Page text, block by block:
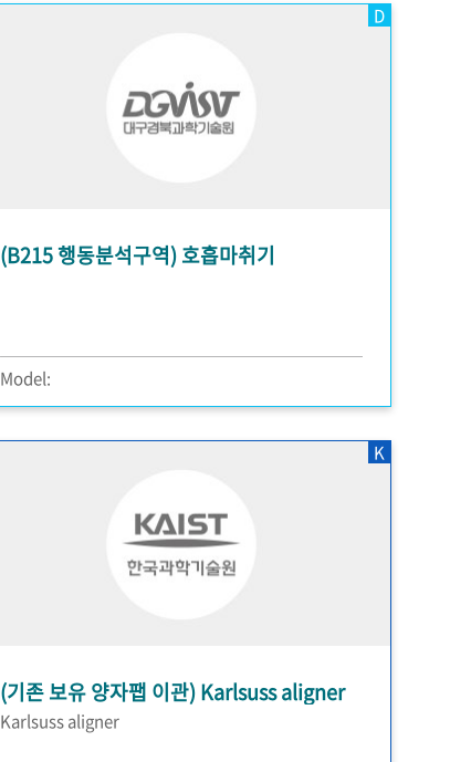
(B215 행동분석구역) 호흡마취기
Model:
D
(기존 보유 양자팹 이관) Karlsuss aligner
Karlsuss aligner
K